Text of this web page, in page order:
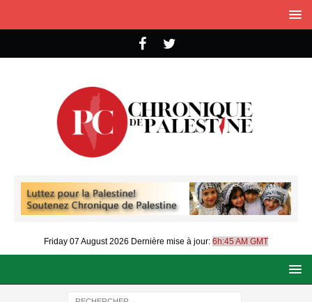
Friday 07 August 2026 Dernière mise à jour: 6h:45 AM GMT